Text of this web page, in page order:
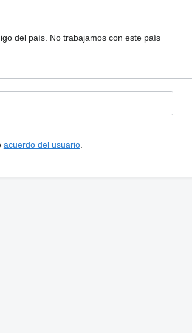
del país. No trabajamos con este país
acuerdo del usuario.